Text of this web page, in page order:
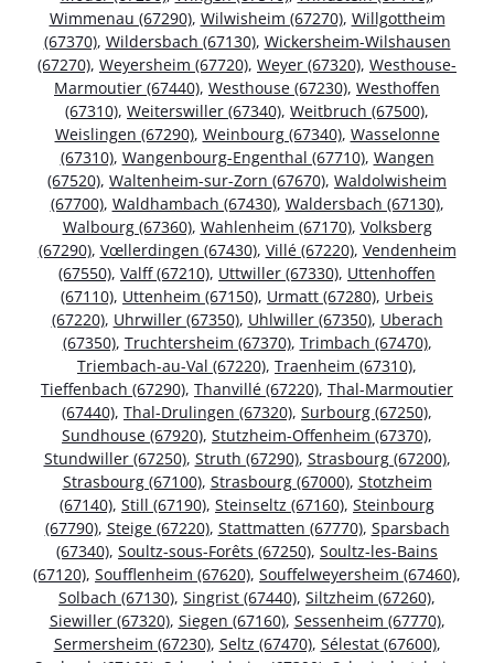
Wimmenau (67290), Wilwisheim (67270), Willgottheim
(67370), Wildersbach (67130), Wickersheim-Wilshausen
(67270), Weyersheim (67720), Weyer (67320), Westhouse-
Marmoutier (67440), Westhouse (67230), Westhoffen
(67310), Weiterswiller (67340), Weitbruch (67500),
Weislingen (67290), Weinbourg (67340), Wasselonne
(67310), Wangenbourg-Engenthal (67710), Wangen
(67520), Waltenheim-sur-Zorn (67670), Waldolwisheim
(67700), Waldhambach (67430), Waldersbach (67130),
Walbourg (67360), Wahlenheim (67170), Volksberg
(67290), Vœllerdingen (67430), Villé (67220), Vendenheim
(67550), Valff (67210), Uttwiller (67330), Uttenhoffen
(67110), Uttenheim (67150), Urmatt (67280), Urbeis
(67220), Uhrwiller (67350), Uhlwiller (67350), Uberach
(67350), Truchtersheim (67370), Trimbach (67470),
Triembach-au-Val (67220), Traenheim (67310),
Tieffenbach (67290), Thanvillé (67220), Thal-Marmoutier
(67440), Thal-Drulingen (67320), Surbourg (67250),
Sundhouse (67920), Stutzheim-Offenheim (67370),
Stundwiller (67250), Struth (67290), Strasbourg (67200),
Strasbourg (67100), Strasbourg (67000), Stotzheim
(67140), Still (67190), Steinseltz (67160), Steinbourg
(67790), Steige (67220), Stattmatten (67770), Sparsbach
(67340), Soultz-sous-Forêts (67250), Soultz-les-Bains
(67120), Soufflenheim (67620), Souffelweyersheim (67460),
Solbach (67130), Singrist (67440), Siltzheim (67260),
Siewiller (67320), Siegen (67160), Sessenheim (67770),
Sermersheim (67230), Seltz (67470), Sélestat (67600),